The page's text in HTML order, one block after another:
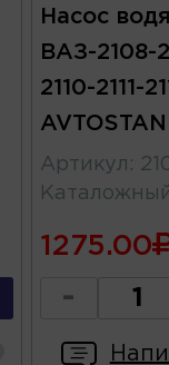
Насос
ВАЗ-2108-
2110-2111-
Артикул :
1275.00
-